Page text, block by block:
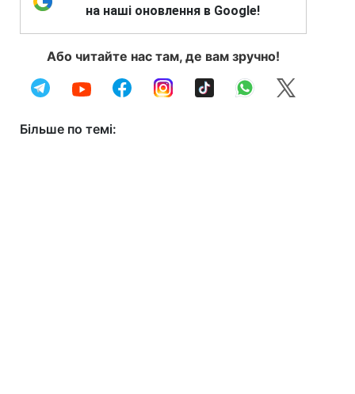
на наші оновлення в Google!
Або читайте нас там, де вам зручно!
Більше по темі: